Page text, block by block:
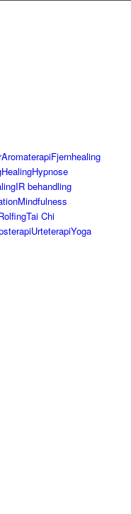
AromaterapiFjernhealing
HealingHypnose
IR behandling
Mindfulness
Tai Chi
UrteterapiYoga